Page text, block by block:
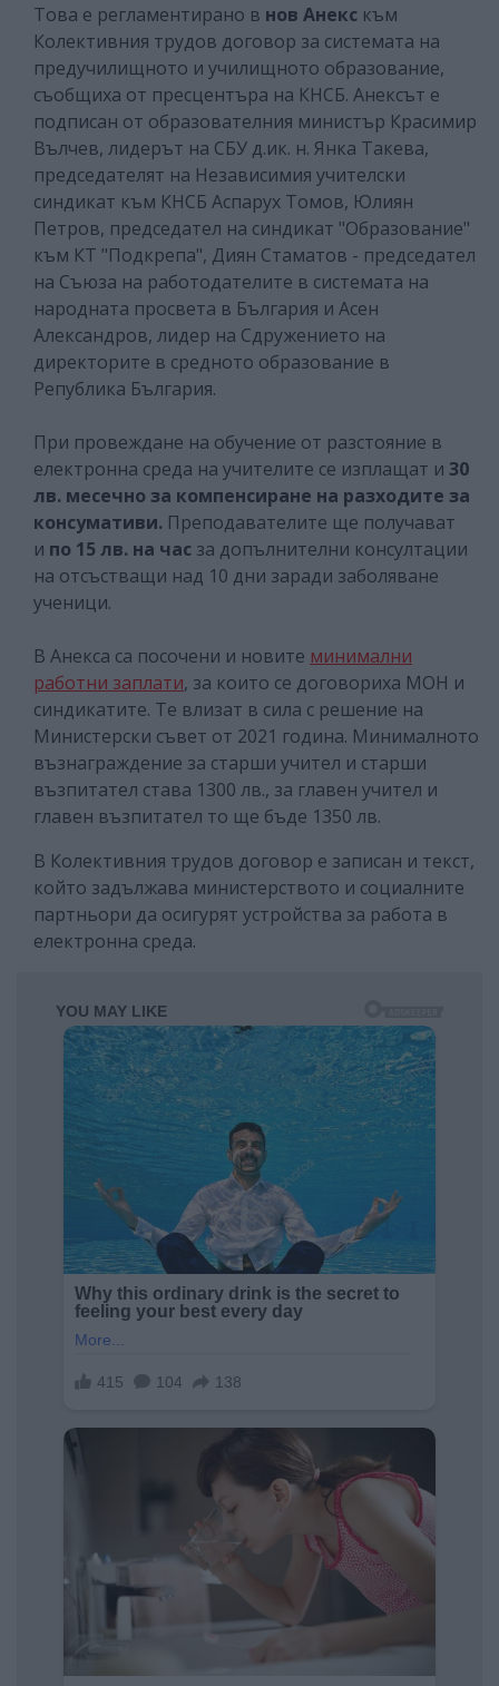
Това е регламентирано в нов Анекс към
Колективния трудов договор за системата на
предучилищното и училищното образование,
съобщиха от пресцентъра на КНСБ. Анексът е
подписан от образователния министър Красимир
Вълчев, лидерът на СБУ д.ик. н. Янка Такева,
председателят на Независимия учителски
синдикат към КНСБ Аспарух Томов, Юлиян
Петров, председател на синдикат "Образование"
към КТ "Подкрепа", Диян Стаматов - председател
на Съюза на работодателите в системата на
народната просвета в България и Асен
Александров, лидер на Сдружението на
директорите в средното образование в
Република България.
При провеждане на обучение от разстояние в
електронна среда на учителите се изплащат и 30
лв. месечно за компенсиране на разходите за
консумативи. Преподавателите ще получават
и по 15 лв. на час за допълнителни консултации
на отсъстващи над 10 дни заради заболяване
ученици.
В Анекса са посочени и новите минимални
работни заплати, за които се договориха МОН и
синдикатите. Те влизат в сила с решение на
Министерски съвет от 2021 година. Минималното
възнаграждение за старши учител и старши
възпитател става 1300 лв., за главен учител и
главен възпитател то ще бъде 1350 лв.
В Колективния трудов договор е записан и текст,
който задължава министерството и социалните
партньори да осигурят устройства за работа в
електронна среда.